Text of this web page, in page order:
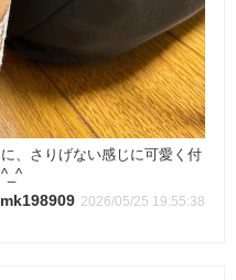
、さりげない感じに可愛く付
mk198909 2026/05/25 19:55:38